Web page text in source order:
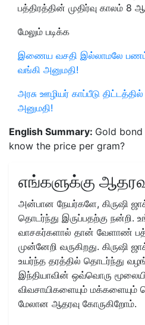
பத்திரத்தின் முதிர்வு காலம்
மேலும் படிக்க
இணைய வசதி இல்லாமலே பணம்
வங்கி அனுமதி!
அரசு ஊழியர் காப்பீடு
அனுமதி!
English Summary: Gold
know the price per gram?
எங்களுக்கு
அன்பான நேயர்களே, கிருஷி
தொடர்ந்து இருப்பதற்கு
வாசகர்களால் தான் வேளாண்
முன்னேறி வருகிறது. கிருஷி
உயர்ந்த தரத்தில் தொடர்ந்து
இந்தியாவின் ஒவ்வொரு
விவசாயிகளையும்
மேலான ஆதரவு கோருகிறோம்.